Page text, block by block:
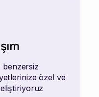
benzersiz
özel ve